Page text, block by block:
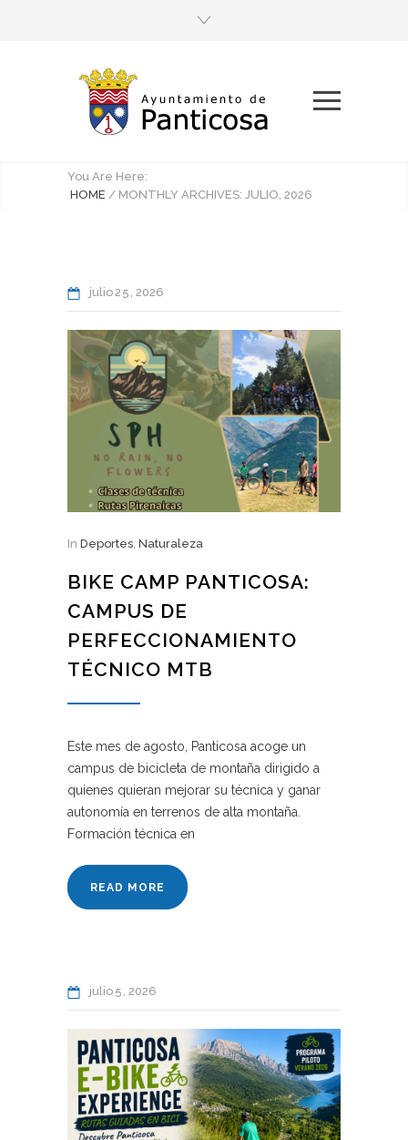
You Are Here:
HOME / MONTHLY ARCHIVES: JULIO, 2026
julio25 2026
In Deportes, Naturaleza
BIKE CAMP PANTICOSA:
CAMPUS DE
PERFECCIONAMIENTO
TÉCNICO MTB
Este mes de agosto, Panticosa acoge un
campus de bicicleta de montaña dirigido a
quienes quieran mejorar su técnica y ganar
autonomía en terrenos de alta montaña.
Formación técnica en
READ MORE
julio 5 2026